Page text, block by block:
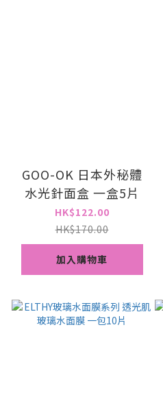
GOO-OK 日本外秘體
水光針面盒 一盒5片
HK$122.00
HK$170.00
加入購物車